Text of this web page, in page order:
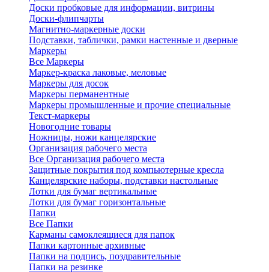
Доски пробковые для информации, витрины
Доски-флипчарты
Магнитно-маркерные доски
Подставки, таблички, рамки настенные и дверные
Маркеры
Все Маркеры
Маркер-краска лаковые, меловые
Маркеры для досок
Маркеры перманентные
Маркеры промышленные и прочие специальные
Текст-маркеры
Новогодние товары
Ножницы, ножи канцелярские
Организация рабочего места
Все Организация рабочего места
Защитные покрытия под компьютерные кресла
Канцелярские наборы, подставки настольные
Лотки для бумаг вертикальные
Лотки для бумаг горизонтальные
Папки
Все Папки
Карманы самоклеящиеся для папок
Папки картонные архивные
Папки на подпись, поздравительные
Папки на резинке